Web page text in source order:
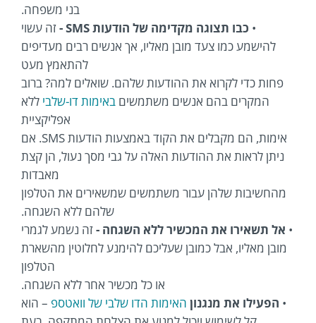
בני משפחה.
• כבו תצוגה מקדימה של הודעות SMS -
זה עשוי
להישמע כמו צעד מובן מאליו, אך אנשים רבים מעדיפים
להתאמץ מעט
פחות כדי לקרוא את ההודעות שלהם. שואלים למה? ברוב
המקרים בהם אנשים משתמשים באימות דו-שלבי ללא
אפליקציית
אימות, הם מקבלים את הקוד באמצעות הודעות SMS. אם
ניתן לראות את ההודעות האלה על גבי מסך נעול, הן קצת
מאבדות
מהחשיבות שלהן עבור משתמשים שמשאירים את הטלפון
שלהם ללא השגחה.
• אל תשאירו את המכשיר ללא השגחה -זה נשמע לגמרי
מובן מאליו, אבל כמובן שעליכם להימנע לחלוטין מהשארת
הטלפון
או כל מכשיר אחר ללא השגחה.
• הפעילו את מנגנון האימות הדו שלבי של וואטספ – הוא